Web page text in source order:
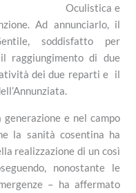
Oculistica e
Ad annunciarlo, il
soddisfatto per
il raggiungimento di due
dei due reparti e il
e nel campo
la sanità cosentina ha
realizzazione di un così
nonostante le
– ha affermato